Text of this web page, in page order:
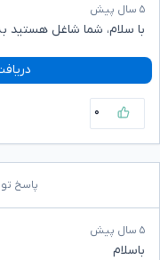
۵ سال پیش
با سلام، شما شاغل هستید
۰
پاسخ
۵ سال پیش
باسلام